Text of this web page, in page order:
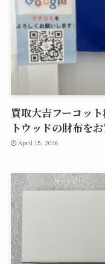
買取大吉フーコッ
トウッドの財布を
April 15, 2026